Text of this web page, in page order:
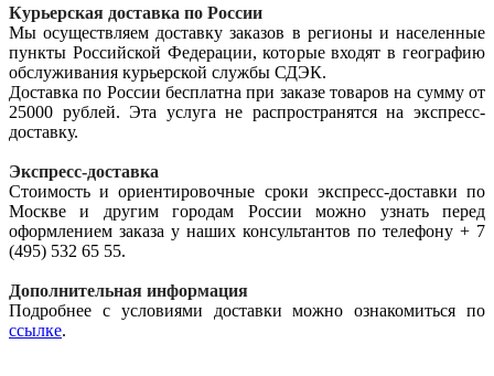
Курьерская доставка по России
Мы осуществляем доставку заказов в регионы и населенные
пункты Российской Федерации, которые входят в географию
обслуживания курьерской службы СДЭК.
Доставка по России бесплатна при заказе товаров на сумму от
25000 рублей. Эта услуга не распространятся на экспресс-
доставку.
Экспресс-доставка
Стоимость и ориентировочные сроки экспресс-доставки по
Москве и другим городам России можно узнать перед
оформлением заказа у наших консультантов по телефону + 7
(495) 532 65 55.
Дополнительная информация
Подробнее с условиями доставки можно ознакомиться по
ссылке.